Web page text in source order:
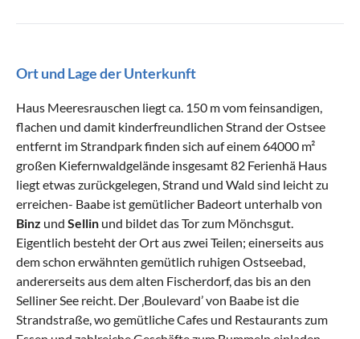
Ort und Lage der Unterkunft
Haus Meeresrauschen liegt ca. 150 m vom feinsandigen,
flachen und damit kinderfreundlichen Strand der Ostsee
entfernt im Strandpark finden sich auf einem 64000 m²
großen Kiefernwaldgelände insgesamt 82 Ferienhä Haus
liegt etwas zurückgelegen, Strand und Wald sind leicht zu
erreichen- Baabe ist gemütlicher Badeort unterhalb von
Binz und Sellin und bildet das Tor zum Mönchsgut.
Eigentlich besteht der Ort aus zwei Teilen; einerseits aus
dem schon erwähnten gemütlich ruhigen Ostseebad,
andererseits aus dem alten Fischerdorf, das bis an den
Selliner See reicht. Der ‚Boulevard’ von Baabe ist die
Strandstraße, wo gemütliche Cafes und Restaurants zum